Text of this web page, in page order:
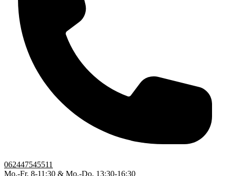
062447545511
Mo.-Fr. 8-11:30 & Mo.-Do. 13:30-16:30